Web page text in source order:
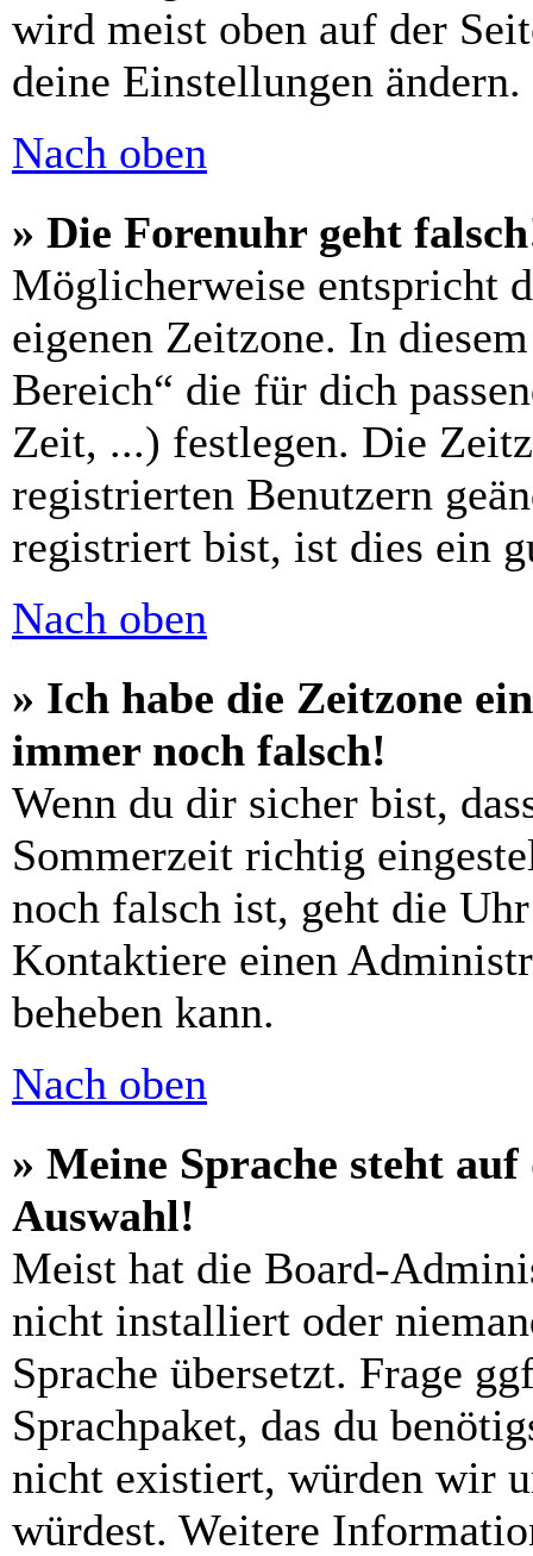
wird meist oben auf der
deine Einstellungen ändern.
Nach oben
» Die Forenuhr geht
Möglicherweise entspricht
eigenen Zeitzone. In
Bereich“ die für dich
Zeit, ...) festlegen. Die
registrierten Benutzern
registriert bist, ist dies ein
Nach oben
» Ich habe die Zeitzone
immer noch falsch!
Wenn du dir sicher bist,
Sommerzeit richtig
noch falsch ist, geht die
Kontaktiere einen
beheben kann.
Nach oben
» Meine Sprache steht
Auswahl!
Meist hat die Board-
nicht installiert oder
Sprache übersetzt. Frage
Sprachpaket, das du
nicht existiert, würden wir
würdest. Weitere